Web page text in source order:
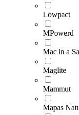
Lowpact
MPowerd
Mac in a
Maglite
Mammut
Mapas